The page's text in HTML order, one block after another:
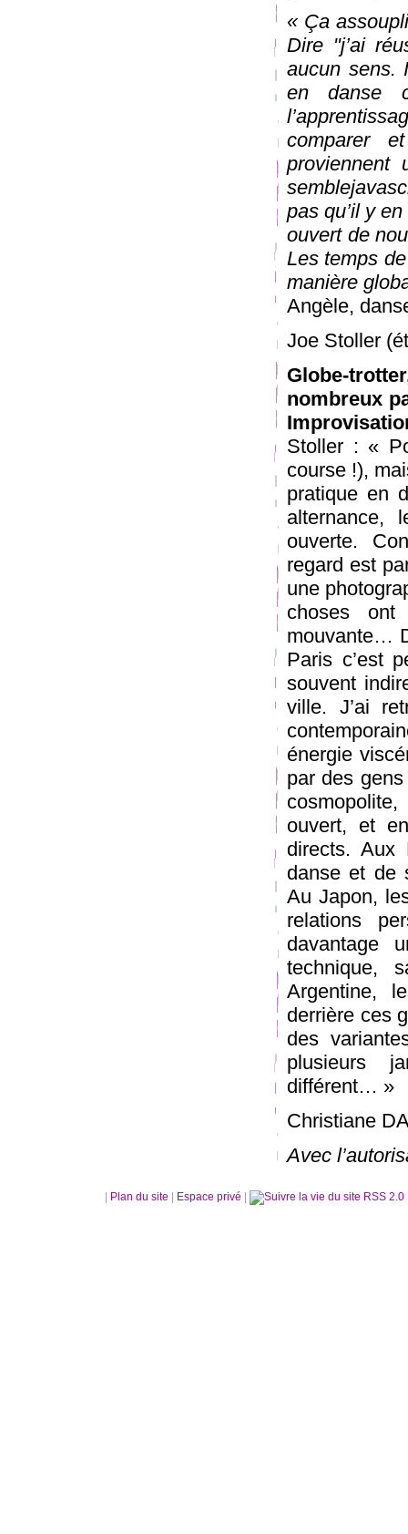
« Ça
Dire "j’ai
aucun sens.
en danse
comparer
proviennent
pas qu’il y
ouvert de
Les temps
manière
Angèle,
Joe Stoller
Globe-
nombreux
Stoller : «
course !),
pratique en
alternance,
ouverte.
regard est
une
choses ont
mouvante…
Paris c’est
souvent
ville. J’ai
énergie
par des
ouvert, et
directs. Aux
danse et de
Au Japon,
relations
davantage
technique,
Argentine,
derrière ces
des
plusieurs
différent… »
Christiane
Avec
Plan du site Espace privé RSS 2.0